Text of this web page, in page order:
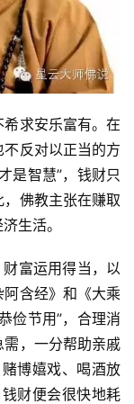
求安乐富有。在
反对以正当的方
是智慧”，钱财只
佛教主张在赚取
生活。
富运用得当，以
含经》和《大乘
俭节用”，合理消
，一分帮助亲戚
博嬉戏、喝酒放
财便会很快地耗